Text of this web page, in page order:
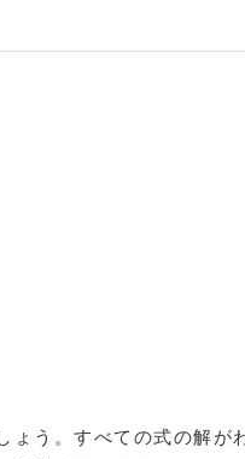
う。すべての式の解が